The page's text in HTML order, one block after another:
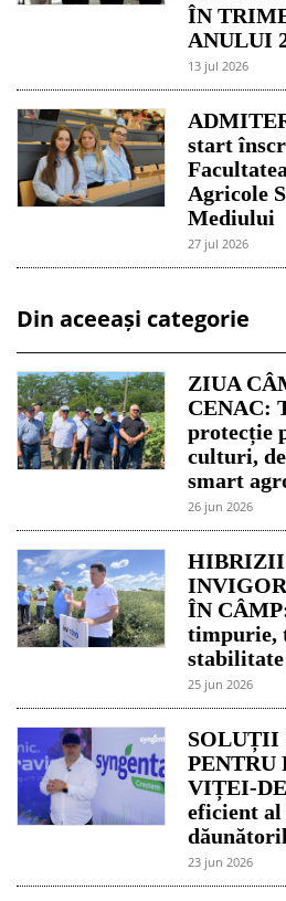
ÎN
ANULUI
13 jul 2026
start
Agricole
Mediului
27 jul 2026
Din aceeași categorie
ZIUA
CENAC:
protecție
culturi,
smart
26 jun 2026
HIBRIZII
ÎN
timpurie,
25 jun 2026
SOLUȚII
PENTRU
VIȚEI-
eficient
23 jun 2026